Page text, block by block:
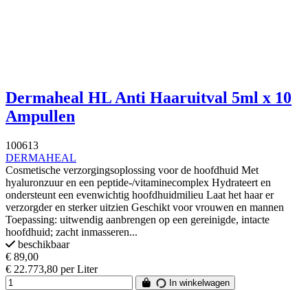
Dermaheal HL Anti Haaruitval 5ml x 10
Ampullen
100613
DERMAHEAL
Cosmetische verzorgingsoplossing voor de hoofdhuid Met
hyaluronzuur en een peptide-/vitaminecomplex Hydrateert en
ondersteunt een evenwichtig hoofdhuidmilieu Laat het haar er
verzorgder en sterker uitzien Geschikt voor vrouwen en mannen
Toepassing: uitwendig aanbrengen op een gereinigde, intacte
hoofdhuid; zacht inmasseren...
beschikbaar
€ 89,00
€ 22.773,80 per Liter
In winkelwagen